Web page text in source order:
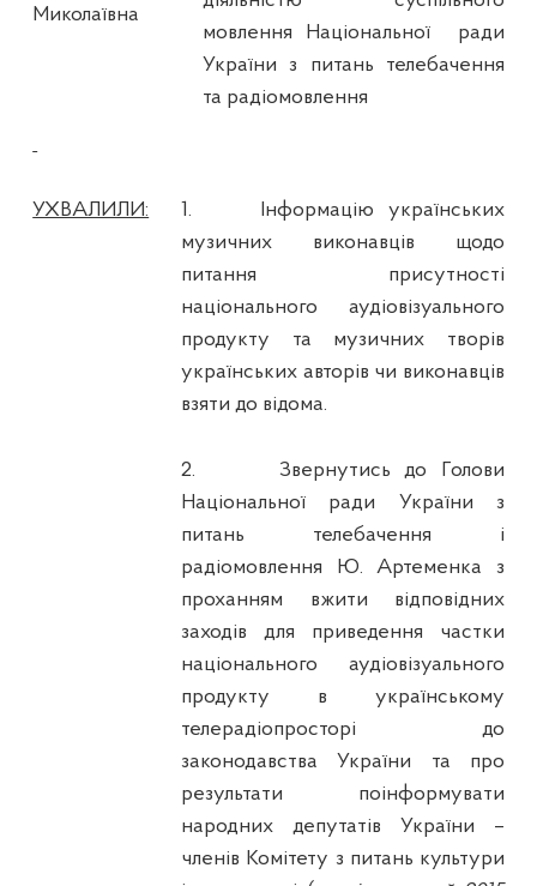
Миколаївна
мовлення Національної
ради
України з питань телебачення
та радіомовлення
УХВАЛИЛИ: 1.
Інформацію українських
музичних виконавців щодо
питання присутності
національного аудіовізуального
продукту та музичних творів
українських авторів чи виконавців
взяти до відома.
2.
Звернутись до Голови
Національної ради України з
питань телебачення і
радіомовлення Ю. Артеменка з
проханням вжити відповідних
заходів для приведення частки
національного аудіовізуального
продукту в українському
телерадіопросторі до
законодавства України та про
результати поінформувати
народних депутатів України –
членів Комітету з питань культури